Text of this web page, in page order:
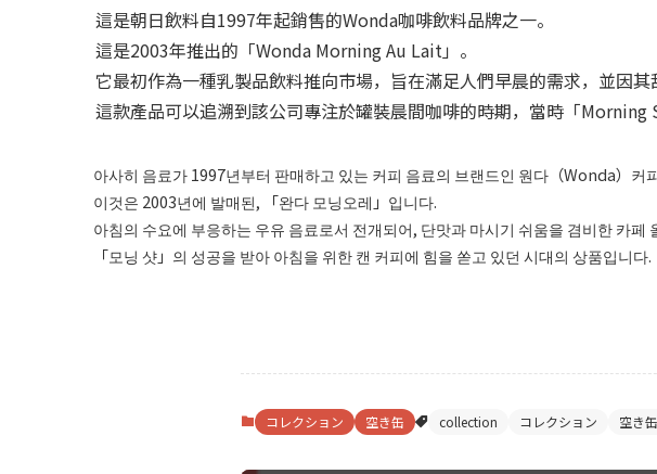
這是朝日飲料自1997年起銷售的Wonda咖啡飲料品牌之一。
這是2003年推出的「Wonda Morning Au Lait」。
它最初作為一種乳製品飲料推向市場，旨在滿足人們早晨的需求，並因
這款產品可以追溯到該公司專注於罐裝晨間咖啡的時期，當時「Morning
아사히 음료가 1997년부터 판매하고 있는 커피 음료의 브랜드인 원다（Wonda）커
이것은 2003년에 발매된, 「완다 모닝오레」입니다.
아침의 수요에 부응하는 우유 음료로서 전개되어, 단맛과 마시기 쉬움을 겸비한 카페
「모닝 샷」의 성공을 받아 아침을 위한 캔 커피에 힘을 쏟고 있던 시대의 상품입니다.
コレクション 空き缶 collection コレクション 空き缶